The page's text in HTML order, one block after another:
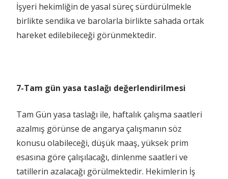
İşyeri hekimliğin de yasal süreç sürdürülmekle
birlikte sendika ve barolarla birlikte sahada ortak
hareket edilebileceği görünmektedir.
7-Tam gün yasa taslağı değerlendirilmesi
Tam Gün yasa taslağı ile, haftalık çalışma saatleri
azalmış görünse de angarya çalışmanın söz
konusu olabileceği, düşük maaş, yüksek prim
esasına göre çalışılacağı, dinlenme saatleri ve
tatillerin azalacağı görülmektedir. Hekimlerin İş